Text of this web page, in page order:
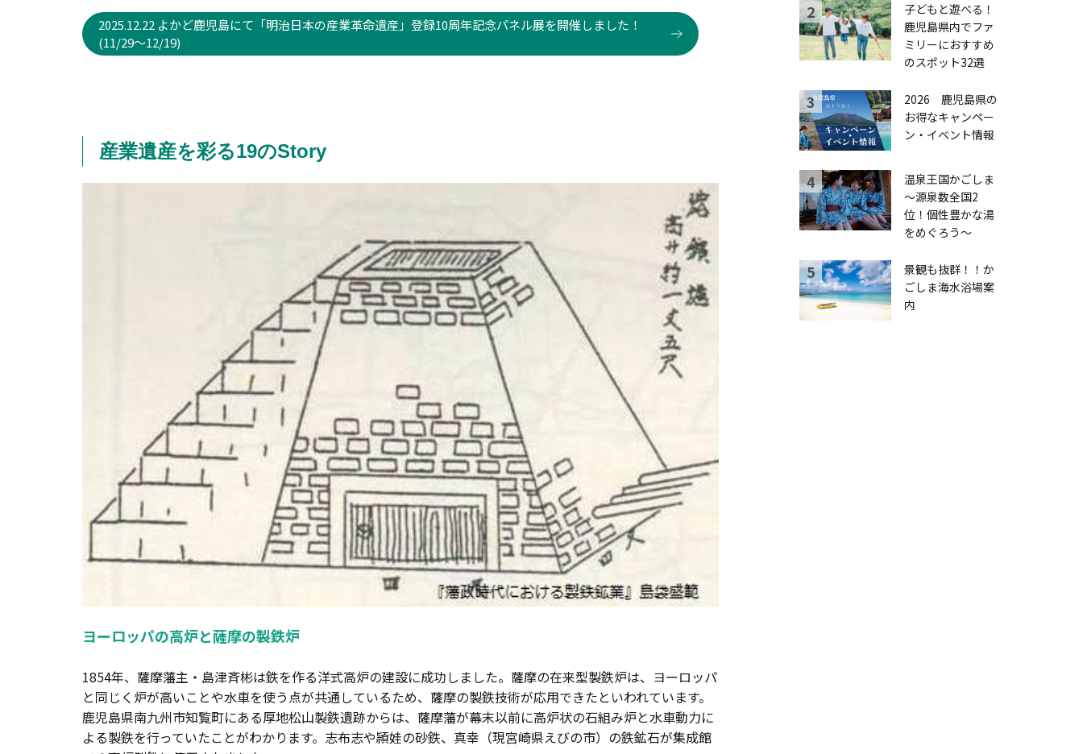
2025.12.22 よかど鹿児島にて「明治日本の産業革命遺産」登録10周年記念パネル展を開催しました！
(11/29～12/19)
産業遺産を彩る19のStory
ヨーロッパの高炉と薩摩の製鉄炉
1854年、薩摩藩主・島津斉彬は鉄を作る洋式高炉の建設に成功しました。薩摩の在来型製鉄炉は、ヨーロッパ
と同じく炉が高いことや水車を使う点が共通しているため、薩摩の製鉄技術が応用できたといわれています。
鹿児島県南九州市知覧町にある厚地松山製鉄遺跡からは、薩摩藩が幕末以前に高炉状の石組み炉と水車動力に
よる製鉄を行っていたことがわかります。志布志や頴娃の砂鉄、真幸（現宮崎県えびの市）の鉄鉱石が集成館
子どもと遊べる！
鹿児島県内でファ
ミリーにおすすめ
のスポット32選
2026 鹿児島県の
お得なキャンペー
ン・イベント情報
温泉王国かごしま
～源泉数全国2
位！個性豊かな湯
をめぐろう～
景観も抜群！！か
ごしま海水浴場案
内